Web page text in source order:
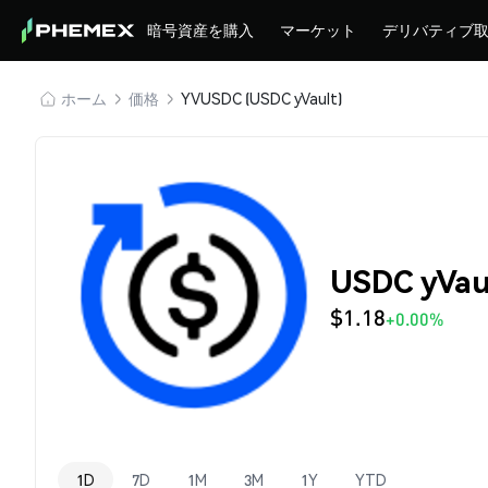
暗号資産を購入 マーケット デリバティブ
ホーム 価格 YVUSDC (USDC yVault)
USDC
$1.18+0.00%
1D 7D 1M 3M 1Y YTD